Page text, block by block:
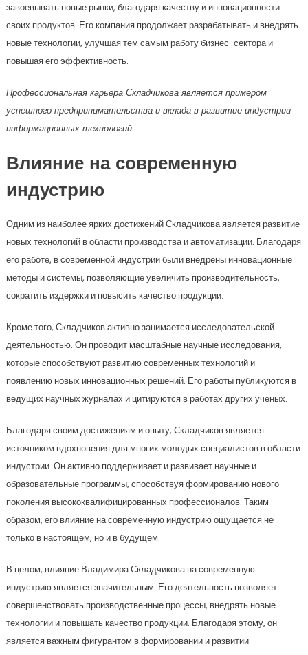
завоевывать новые рынки, благодаря качеству и инновационности
своих продуктов. Его компания продолжает разрабатывать и внедрять
новые технологии, улучшая тем самым работу бизнес-сектора и
повышая его эффективность.
Профессиональная карьера Складчикова является примером
успешного предпринимательства и вклада в развитие индустрии
информационных технологий.
Влияние на современную
индустрию
Одним из наиболее ярких достижений Складчикова является развитие
новых технологий в области производства и автоматизации. Благодаря
его работе, в современной индустрии были внедрены инновационные
методы и системы, позволяющие увеличить производительность,
сократить издержки и повысить качество продукции.
Кроме того, Складчиков активно занимается исследовательской
деятельностью. Он проводит масштабные научные исследования,
которые способствуют развитию современных технологий и
появлению новых инновационных решений. Его работы публикуются в
ведущих научных журналах и цитируются в работах других ученых.
Благодаря своим достижениям и опыту, Складчиков является
источником вдохновения для многих молодых специалистов в области
индустрии. Он активно поддерживает и развивает научные и
образовательные программы, способствуя формированию нового
поколения высококвалифицированных профессионалов. Таким
образом, его влияние на современную индустрию ощущается не
только в настоящем, но и в будущем.
В целом, влияние Владимира Складчикова на современную
индустрию является значительным. Его деятельность позволяет
совершенствовать производственные процессы, внедрять новые
технологии и повышать качество продукции. Благодаря этому, он
является важным фигурантом в формировании и развитии